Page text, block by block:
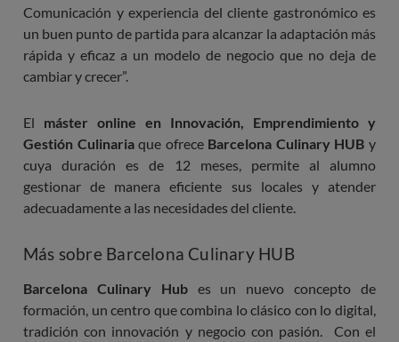
Comunicación y experiencia del cliente gastronómico es
un buen punto de partida para alcanzar la adaptación más
rápida y eficaz a un modelo de negocio que no deja de
cambiar y crecer”.
El máster online en Innovación, Emprendimiento y
Gestión Culinariaque ofrece Barcelona Culinary HUB y
cuya duración es de 12 meses, permite al alumno
gestionar de manera eficiente sus locales y atender
adecuadamente a las necesidades del cliente.
Más sobre Barcelona Culinary HUB
Barcelona Culinary Hub es un nuevo concepto de
formación, un centro que combina lo clásico con lo digital,
tradición con innovación y negocio con pasión. Con el